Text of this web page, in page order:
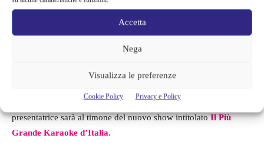
Accetta
Nega
Visualizza le preferenze
Cookie Policy Privacy e Policy
Michelle Hunziker
un ritardo di ben un anno
questa nuova trasmissione è stata annunciata nel 2023, adesso
nelle sue mani. Secondo quanto riportato daDagospia
presentatrice sarà al timone del nuovo show intitolatoIl Più
Grande Karaoke d’Italia.